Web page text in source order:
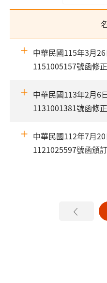
中華民國115年3月
1151005157號函修正
中華民國113年2月6
1131001381號函修正
中華民國112年7月
1121025597號函頒